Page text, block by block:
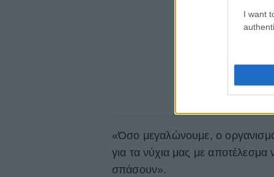
I want
«Όσο μεγαλώνουμε, ο
για τα νύχια μας με αποτέλεσμα
σπάσουν».